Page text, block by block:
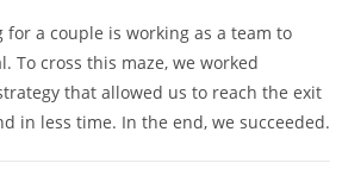
a couple is working as a team to
To cross this maze, we worked
that allowed us to reach the exit
in less time. In the end, we succeeded.